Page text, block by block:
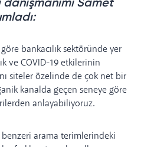
bankacılık sektöründe yer
ve COVID-19 etkilerinin
siteler özelinde de çok net bir
kanalda geçen seneye göre
anlayabiliyoruz.
arama terimlerindeki